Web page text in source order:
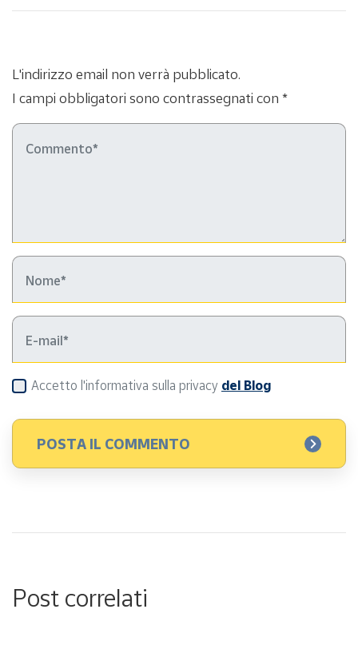
L'indirizzo email non verrà pubblicato.
I campi obbligatori sono contrassegnati con *
Accetto l'informativa sulla privacy del Blog
Post correlati